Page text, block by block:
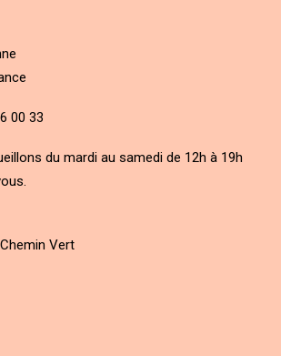
00 33
du mardi au samedi de 12h à 19h
Vert